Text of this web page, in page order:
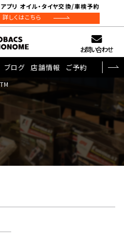
プリ オイル・タイヤ交換/車検予約
詳しくはこちら
お問い合わせ
ブログ 店舗情報 ご予約